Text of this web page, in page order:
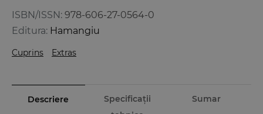
ISBN/ISSN: 978-606-27-0564-0
Editura: Hamangiu
Cuprins Extras
Descriere
Specificații
Sumar